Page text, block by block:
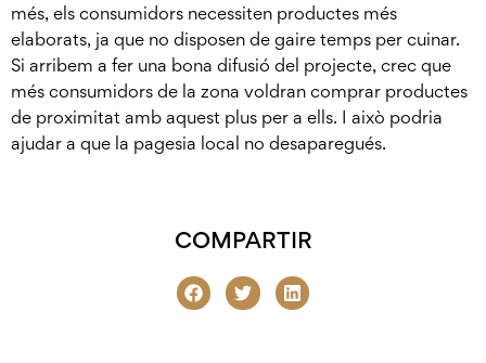
més, els consumidors necessiten productes més
elaborats, ja que no disposen de gaire temps per cuinar.
Si arribem a fer una bona difusió del projecte, crec que
més consumidors de la zona voldran comprar productes
de proximitat amb aquest plus per a ells. I això podria
ajudar a que la pagesia local no desaparegués.
COMPARTIR